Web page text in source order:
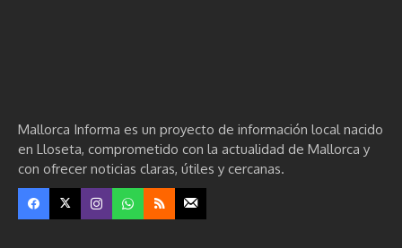
Mallorca Informa es un proyecto de información local nacido
en Lloseta, comprometido con la actualidad de Mallorca y
con ofrecer noticias claras, útiles y cercanas.